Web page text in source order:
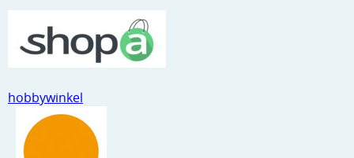
Papier en karton
Ribbelaar
Snijmaterialen
hobbywinkel